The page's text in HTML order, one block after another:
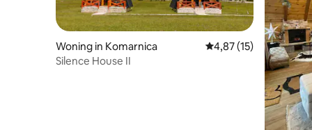
Woning in Komarnica Gemiddelde
4,87 (15)
Silence House II